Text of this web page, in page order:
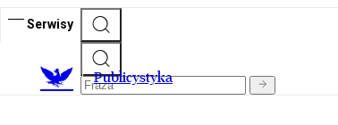
Serwisy
Publicystyka